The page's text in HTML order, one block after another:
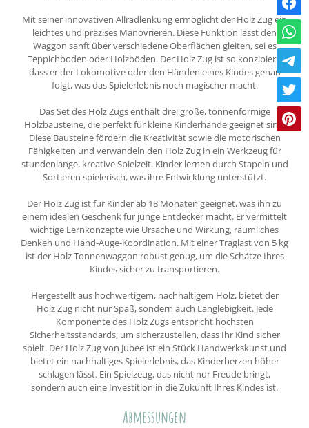
Mit seiner innovativen Allradlenkung ermöglicht der Holz Zug ein
leichtes und präzises Manövrieren. Diese Funktion lässt den
Waggon sanft über verschiedene Oberflächen gleiten, sei es
Teppichboden oder Holzböden. Der Holz Zug ist so konzipiert,
dass er der Lokomotive oder den Händen eines Kindes genau
folgt, was das Spielerlebnis noch magischer macht.
Das Set des Holz Zugs enthält drei große, tonnenförmige
Holzbausteine, die perfekt für kleine Kinderhände geeignet sind.
Diese Bausteine fördern die Kreativität sowie die motorischen
Fähigkeiten und verwandeln den Holz Zug in ein Werkzeug für
stundenlange, kreative Spielzeit. Kinder lernen durch Stapeln und
Sortieren spielerisch, was ihre Entwicklung unterstützt.
Der Holz Zug ist für Kinder ab 18 Monaten geeignet, was ihn zu
einem idealen Geschenk für junge Entdecker macht. Er vermittelt
wichtige Lernkonzepte wie Ursache und Wirkung, räumliches
Denken und Hand-Auge-Koordination. Mit einer Traglast von 5 kg
ist der Holz Tonnenwaggon robust genug, um die Schätze Ihres
Kindes sicher zu transportieren.
Hergestellt aus hochwertigem, nachhaltigem Holz, bietet der
Holz Zug nicht nur Spaß, sondern auch Langlebigkeit. Jede
Komponente des Holz Zugs entspricht höchsten
Sicherheitsstandards, um sicherzustellen, dass Ihr Kind sicher
spielt. Der Holz Zug von Jubee ist ein Stück Handwerkskunst und
bietet ein nachhaltiges Spielerlebnis, das Kinderherzen höher
schlagen lässt. Ein Spielzeug, das nicht nur Freude bringt,
sondern auch eine Investition in die Zukunft Ihres Kindes ist.
Abmessungen